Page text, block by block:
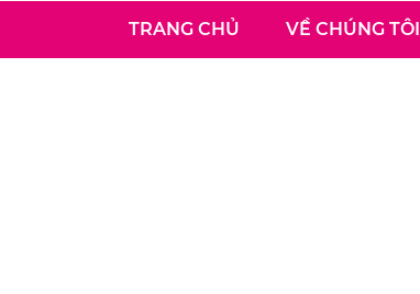
TRANG CHỦ VỀ CHÚNG TÔI